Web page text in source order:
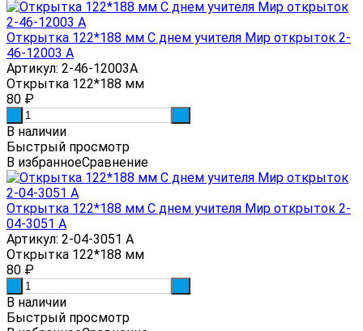
Открытка 122*188 мм С днем учителя Мир открыток 2-
46-12003 А
Артикул: 2-46-12003А
Открытка 122*188 мм
80 ₽
В наличии
Быстрый просмотр
В избранноеСравнение
Открытка 122*188 мм С днем учителя Мир открыток 2-
04-3051 А
Артикул: 2-04-3051 А
Открытка 122*188 мм
80 ₽
В наличии
Быстрый просмотр